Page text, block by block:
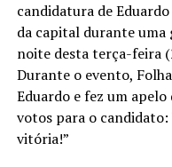
candidatura de
da capital durante uma
noite desta terça-feira
Durante o evento,
Eduardo e fez um
votos para o
vitória!”